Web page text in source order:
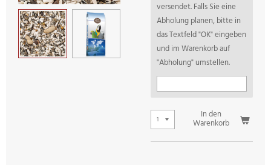
versendet. Falls Sie eine
Abholung planen, bitte in
das Textfeld "OK" eingeben
und im Warenkorb auf
"Abholung" umstellen.
In den
Warenkorb